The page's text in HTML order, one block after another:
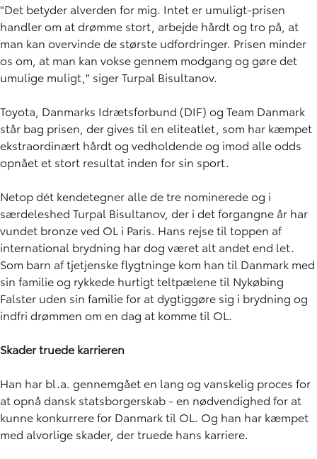
"Det betyder alverden for mig. Intet er umuligt-prisen
handler om at drømme stort, arbejde hårdt og tro på, at
man kan overvinde de største udfordringer. Prisen minder
os om, at man kan vokse gennem modgang og gøre det
umulige muligt," siger Turpal Bisultanov.
Toyota, Danmarks Idrætsforbund (DIF) og Team Danmark
står bag prisen, der gives til en eliteatlet, som har kæmpet
ekstraordinært hårdt og vedholdende og imod alle odds
opnået et stort resultat inden for sin sport.
Netop dét kendetegner alle de tre nominerede og i
særdeleshed Turpal Bisultanov, der i det forgangne år har
vundet bronze ved OL i Paris. Hans rejse til toppen af
international brydning har dog været alt andet end let.
Som barn af tjetjenske flygtninge kom han til Danmark med
sin familie og rykkede hurtigt teltpælene til Nykøbing
Falster uden sin familie for at dygtiggøre sig i brydning og
indfri drømmen om en dag at komme til OL.
Skader truede karrieren
Han har bl.a. gennemgået en lang og vanskelig proces for
at opnå dansk statsborgerskab - en nødvendighed for at
kunne konkurrere for Danmark til OL. Og han har kæmpet
med alvorlige skader, der truede hans karriere.